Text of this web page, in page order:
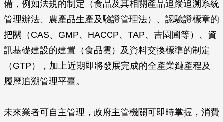
備，例如法規的制定（食品及其相關產品追蹤追溯系統
管理辦法、農產品生產及驗證管理法）、認驗證標章的
把關（CAS、GMP、HACCP、TAP、吉園圃等）、資
訊基礎建設的建置（食品雲）及資料交換標準的制定
（GTP），加上近期即將發展完成的全產業鏈產程及
履歷追溯管理平臺。
未來業者可自主管理，政府主管機關可即時掌握，消費